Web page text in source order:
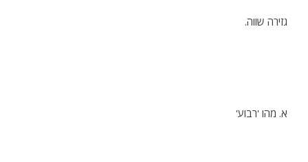
גזירה שווה.
א. מהו 'רבוע'